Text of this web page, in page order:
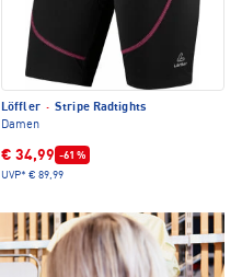
Löffler · Stripe Radtights
Damen
€ 34,99 -61 %
UVP* € 89,99